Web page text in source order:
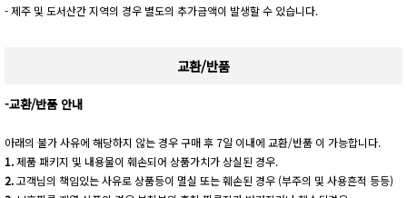
- 제주 및 도서산간 지역의 경우 별도의 추가금액이 발생할 수 있습니다.
교환/반품
-교환/반품 안내
아래의 불가 사유에 해당하지 않는 경우 구매 후 7일 이내에 교환/반품 이 가능합니다.
1.제품 패키지 및 내용물이 훼손되어 상품가치가 상실된 경우.
2.고객님의 책임있는 사유로 상품등이 멸실 또는 훼손된 경우 (부주의 및 사용흔적 등등)